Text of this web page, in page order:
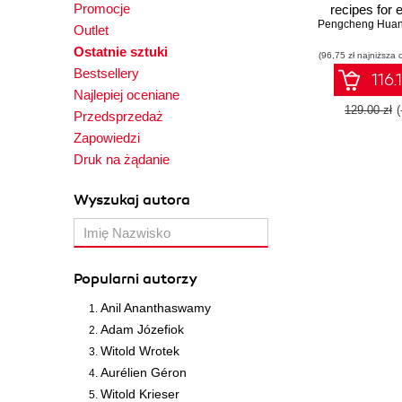
Promocje
Outlet
Ostatnie sztuki
Bestsellery
Najlepiej oceniane
Przedsprzedaż
Zapowiedzi
Druk na żądanie
Wyszukaj autora
Popularni autorzy
Anil Ananthaswamy
Adam Józefiok
Witold Wrotek
Aurélien Géron
Witold Krieser
recipes for
Redis
Pengcheng
(96,75 zł najniższa
129.00 zł